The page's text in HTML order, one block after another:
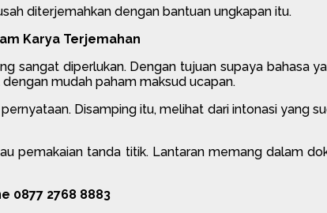
diterjemahkan dengan bantuan ungkapan itu.
Karya Terjemahan
sangat diperlukan. Dengan tujuan supaya bahasa
mudah paham maksud ucapan.
Disamping itu, melihat dari intonasi yang
pemakaian tanda titik. Lantaran memang dalam
0877 2768 8883